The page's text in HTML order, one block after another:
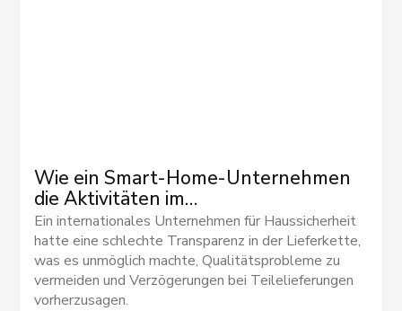
Wie ein Smart-Home-Unternehmen
die Aktivitäten im
Werkzeugmanagement um 50 %
reduziert hat
Ein internationales Unternehmen für Haussicherheit
hatte eine schlechte Transparenz in der Lieferkette,
was es unmöglich machte, Qualitätsprobleme zu
vermeiden und Verzögerungen bei Teilelieferungen
vorherzusagen.